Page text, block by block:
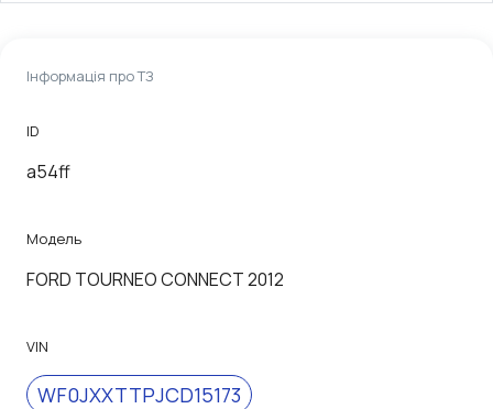
Інформація про ТЗ
ID
a54ff
Модель
FORD TOURNEO CONNECT 2012
VIN
WF0JXXTTPJCD15173